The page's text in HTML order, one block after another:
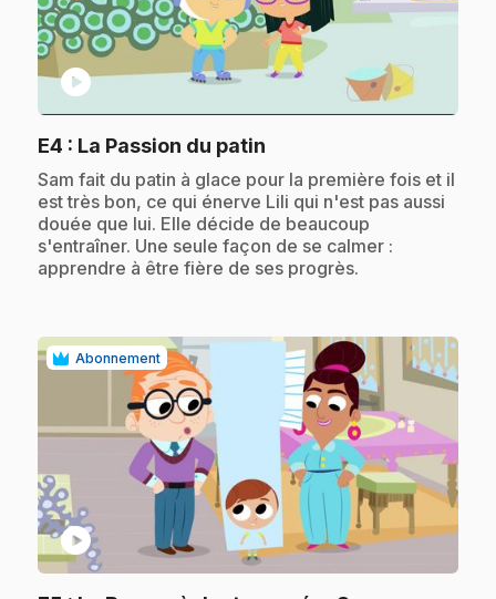
play_circle
E4 : La Passion du patin
.Sam fait du patin à glace pour la première fois et il
est très bon, ce qui énerve Lili qui n'est pas aussi
douée que lui. Elle décide de beaucoup
s'entraîner. Une seule façon de se calmer :
apprendre à être fière de ses progrès.
Abonnement
play_circle